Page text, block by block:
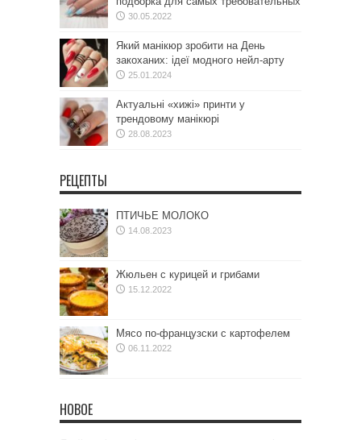
30.05.2022
Який манікюр зробити на День
закоханих: ідеї модного нейл-арту
25.01.2024
Актуальні «хижі» принти у
трендовому манікюрі
28.08.2023
РЕЦЕПТЫ
ПТИЧЬЕ МОЛОКО
14.08.2023
Жюльен с курицей и грибами
15.12.2022
Мясо по-французски с картофелем
06.11.2022
НОВОЕ